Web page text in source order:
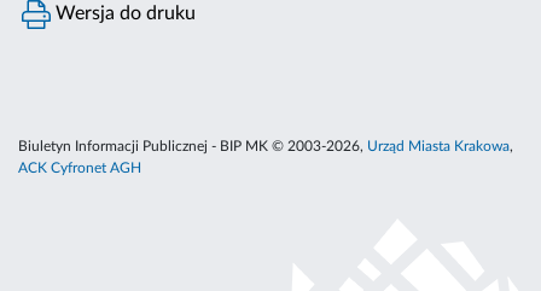
Wersja do druku
Biuletyn Informacji Publicznej - BIP MK © 2003-2026, Urząd Miasta Krakowa,
ACK Cyfronet AGH